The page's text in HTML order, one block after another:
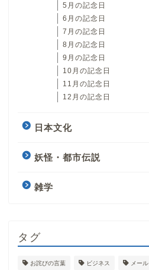
5月の記念日
6月の記念日
7月の記念日
8月の記念日
9月の記念日
10月の記念日
11月の記念日
12月の記念日
日本文化
妖怪・都市伝説
雑学
タグ
お詫びの言葉 ビジネス メール